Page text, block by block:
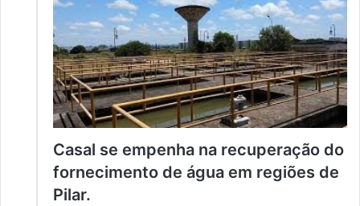
Casal se empenha na recuperação do
fornecimento de água em regiões de
Pilar.